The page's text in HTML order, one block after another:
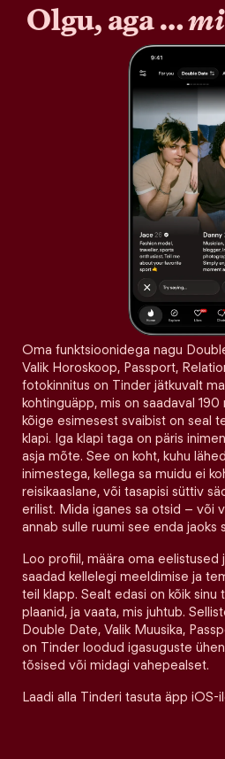
Olgu, aga …
Oma funktsioonidega nagu
Valik Horoskoop, Passport,
fotokinnitus on Tinder jätkuvalt
kohtinguäpp, mis on saadaval
kõige esimesest svaibist on seal
klapi. Iga klapi taga on päris
asja mõte. See on koht, kuhu
inimestega, kellega sa muidu ei
reisikaaslane, või tasapisi süttiv
erilist. Mida iganes sa otsid – või
annab sulle ruumi see enda jaoks
Loo profiil, määra oma eelistused
saadad kellelegi meeldimise ja
teil klapp. Sealt edasi on kõik sinu
plaanid, ja vaata, mis juhtub.
Double Date, Valik Muusika,
on Tinder loodud igasuguste
tõsised või midagi vahepealset.
Laadi alla Tinderi tasuta äpp iOS-